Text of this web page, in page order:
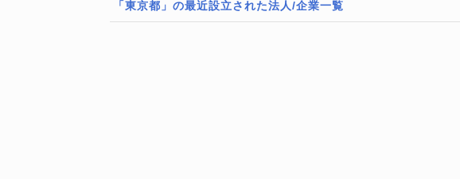
「東京都」の最近設立された法人/企業一覧